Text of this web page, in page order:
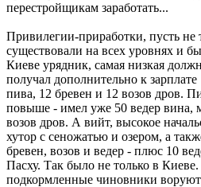
перестройщикам заработать...
Привилегии-приработки, пусть не
существовали на всех уровнях и
Киеве урядник, самая низкая
получал дополнительно к
пива, 12 бревен и 12 возов дров.
повыше - имел уже 50 ведер вина,
возов дров. А вийт, высокое
хутор с сеножатью и озером, а
бревен, возов и ведер - плюс 10
Пасху. Так было не только в
подкормленные чиновники